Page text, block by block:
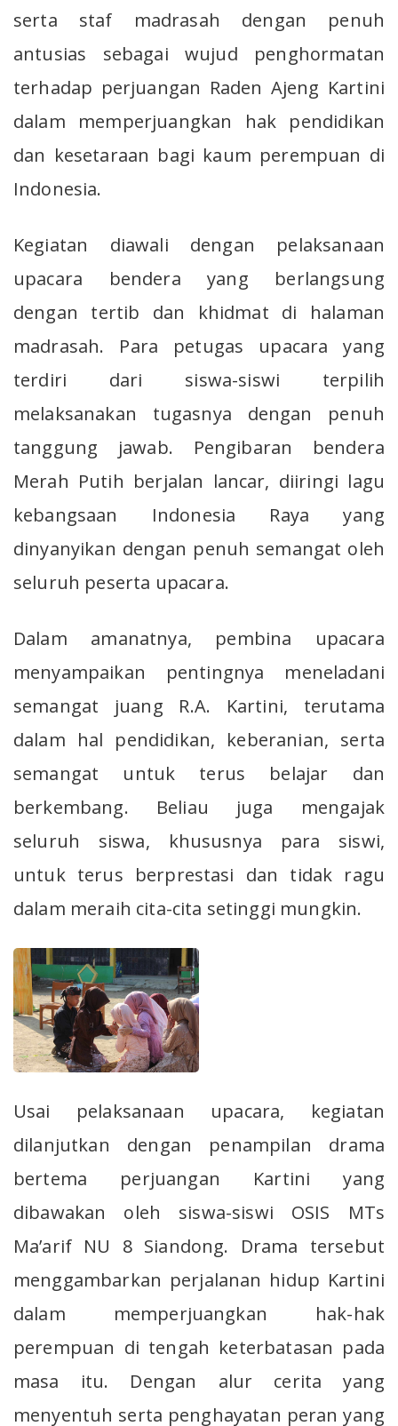
serta staf madrasah dengan penuh
antusias sebagai wujud penghormatan
terhadap perjuangan Raden Ajeng Kartini
dalam memperjuangkan hak pendidikan
dan kesetaraan bagi kaum perempuan di
Indonesia.
Kegiatan diawali dengan pelaksanaan
upacara bendera yang berlangsung
dengan tertib dan khidmat di halaman
madrasah. Para petugas upacara yang
terdiri dari siswa-siswi terpilih
melaksanakan tugasnya dengan penuh
tanggung jawab. Pengibaran bendera
Merah Putih berjalan lancar, diiringi lagu
kebangsaan Indonesia Raya yang
dinyanyikan dengan penuh semangat oleh
seluruh peserta upacara.
Dalam amanatnya, pembina upacara
menyampaikan pentingnya meneladani
semangat juang R.A. Kartini, terutama
dalam hal pendidikan, keberanian, serta
semangat untuk terus belajar dan
berkembang. Beliau juga mengajak
seluruh siswa, khususnya para siswi,
untuk terus berprestasi dan tidak ragu
dalam meraih cita-cita setinggi mungkin.
Usai pelaksanaan upacara, kegiatan
dilanjutkan dengan penampilan drama
bertema perjuangan Kartini yang
dibawakan oleh siswa-siswi OSIS MTs
Ma’arif NU 8 Siandong. Drama tersebut
menggambarkan perjalanan hidup Kartini
dalam memperjuangkan hak-hak
perempuan di tengah keterbatasan pada
masa itu. Dengan alur cerita yang
menyentuh serta penghayatan peran yang